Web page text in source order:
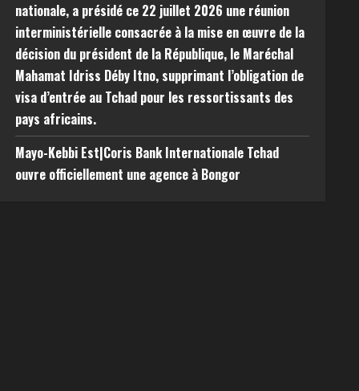
nationale, a présidé ce 22 juillet 2026 une réunion
interministérielle consacrée à la mise en œuvre de la
décision du président de la République, le Maréchal
Mahamat Idriss Déby Itno, supprimant l’obligation de
visa d’entrée au Tchad pour les ressortissants des
pays africains.
Mayo-Kebbi Est|Coris Bank Internationale Tchad
ouvre officiellement une agence à Bongor